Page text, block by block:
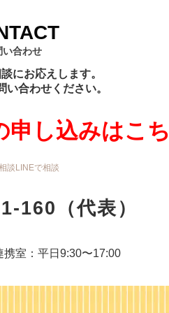
い合わせ
にお応えします。
い合わせください。
申し込みはこ
談 LINEで相談
160 （代表）
携室：平日9:30〜17:00